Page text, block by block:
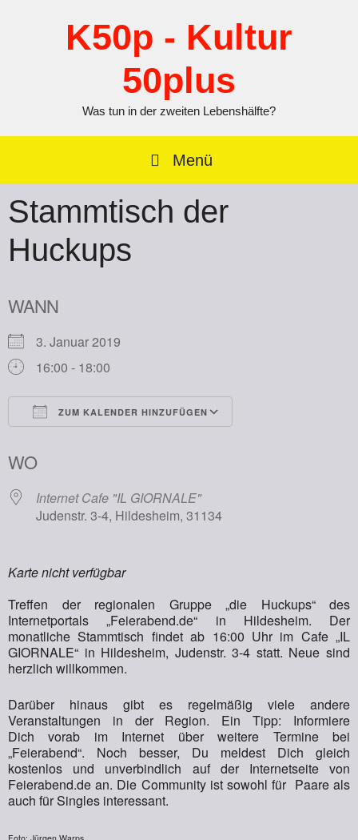
K50p - Kultur
50plus
Was tun in der zweiten Lebenshälfte?
Menü
Stammtisch der
Huckups
WANN
3. Januar 2019
16:00 - 18:00
ZUM KALENDER HINZUFÜGEN
WO
Internet Cafe "IL GIORNALE"
Judenstr. 3-4, Hildesheim, 31134
Karte nicht verfügbar
Treffen der regionalen Gruppe „die Huckups“ des
Internetportals „Feierabend.de“ in Hildesheim. Der
monatliche Stammtisch findet ab 16:00 Uhr im Cafe „IL
GIORNALE“ in Hildesheim, Judenstr. 3-4 statt. Neue sind
herzlich willkommen.
Darüber hinaus gibt es regelmäßig viele andere
Veranstaltungen in der Region. Ein Tipp: Informiere
Dich vorab im Internet über weitere Termine bei
„Feierabend“. Noch besser, Du meldest Dich gleich
kostenlos und unverbindlich auf der Internetseite von
Feierabend.de an. Die Community ist sowohl für Paare als
auch für Singles interessant.